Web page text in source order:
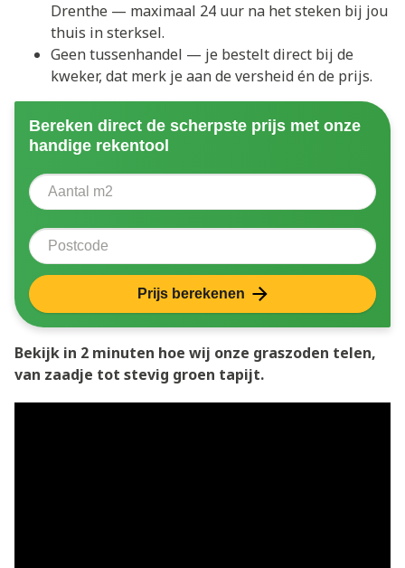
Drenthe — maximaal 24 uur na het steken bij jou
thuis in sterksel.
Geen tussenhandel — je bestelt direct bij de
kweker, dat merk je aan de versheid én de prijs.
Bereken direct de scherpste prijs met onze
handige rekentool
Aantal vierkante meter
Postcode
Prijs berekenen
Bekijk in 2 minuten hoe wij onze graszoden telen,
van zaadje tot stevig groen tapijt.